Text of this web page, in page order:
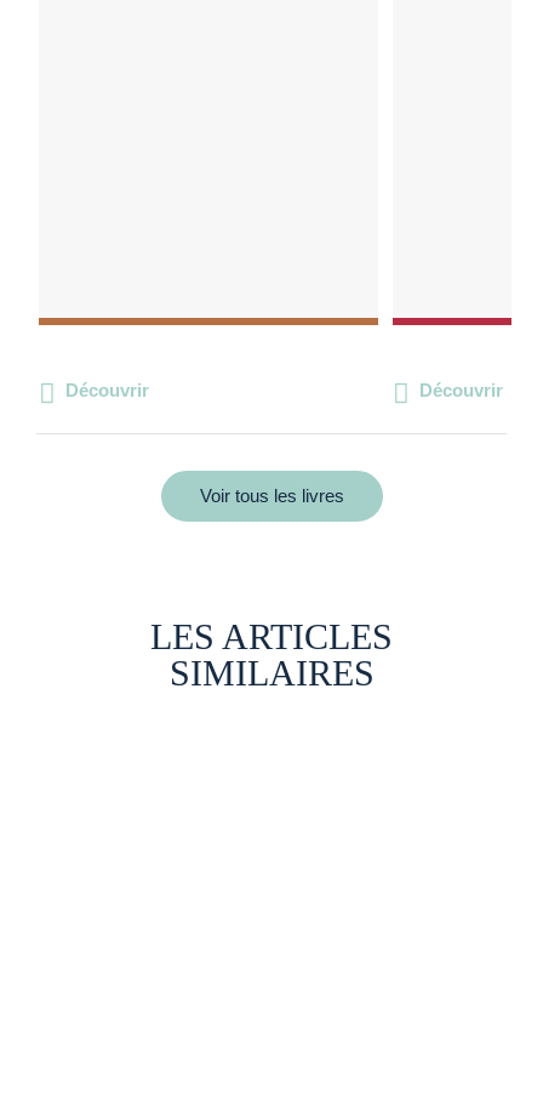
Découvrir Découvrir
Voir tous les livres
LES ARTICLES
SIMILAIRES